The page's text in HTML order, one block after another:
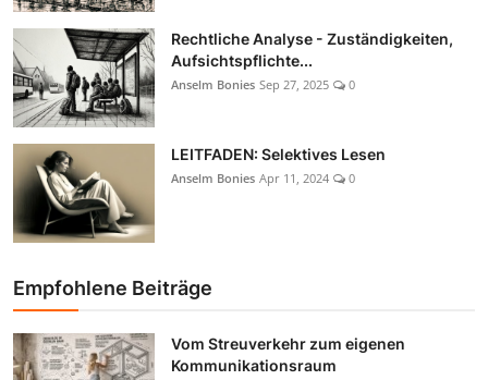
Rechtliche Analyse - Zuständigkeiten,
Aufsichtspflichte...
Anselm Bonies Sep 27, 2025 0
LEITFADEN: Selektives Lesen
Anselm Bonies Apr 11, 2024 0
Empfohlene Beiträge
Vom Streuverkehr zum eigenen
Kommunikationsraum